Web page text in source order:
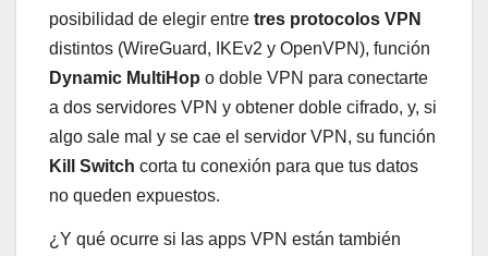
posibilidad de elegir entre tres protocolos VPN
distintos (WireGuard, IKEv2 y OpenVPN), función
Dynamic MultiHop o doble VPN para conectarte
a dos servidores VPN y obtener doble cifrado, y, si
algo sale mal y se cae el servidor VPN, su función
Kill Switch corta tu conexión para que tus datos
no queden expuestos.
¿Y qué ocurre si las apps VPN están también